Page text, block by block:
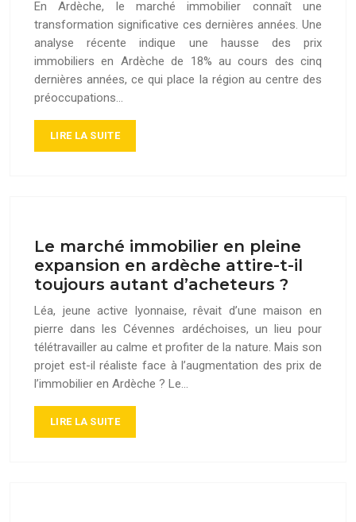
En Ardèche, le marché immobilier connaît une
transformation significative ces dernières années. Une
analyse récente indique une hausse des prix
immobiliers en Ardèche de 18% au cours des cinq
dernières années, ce qui place la région au centre des
préoccupations…
LIRE LA SUITE
Le marché immobilier en pleine
expansion en ardèche attire-t-il
toujours autant d’acheteurs ?
Léa, jeune active lyonnaise, rêvait d’une maison en
pierre dans les Cévennes ardéchoises, un lieu pour
télétravailler au calme et profiter de la nature. Mais son
projet est-il réaliste face à l’augmentation des prix de
l’immobilier en Ardèche ? Le…
LIRE LA SUITE